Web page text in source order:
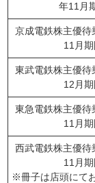
年11月
京成電鉄株主優
11月期
東武電鉄株主優
12月期
東急電鉄株主優
11月期
西武電鉄株主優
11月期
※冊子は店頭にて